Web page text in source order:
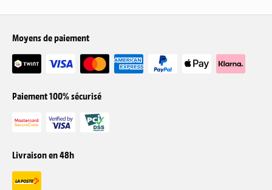
Moyens de paiement
Paiement 100% sécurisé
Livraison en 48h